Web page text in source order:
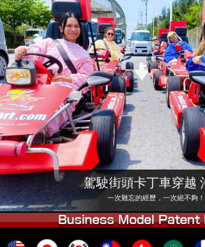
關於 規格
交通方式 顧客聲音
公司
更換店鋪
東京 品川 #1
東京 秋葉原 #2
東京 澀谷附店
東京 淺草
沖繩
駕駛街頭卡丁車穿越
一次難忘的經歷，一次絕不夠！